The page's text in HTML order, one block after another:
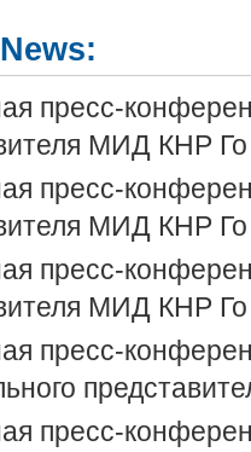
пресс-
МИД КНР Го
пресс-
МИД КНР Го
пресс-
МИД КНР Го
пресс-
пресс-